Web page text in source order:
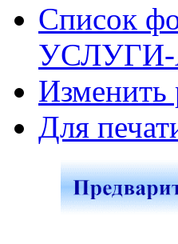
Список
Изменить
Для